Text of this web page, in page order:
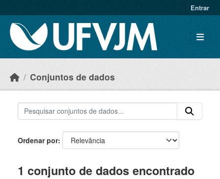
Entrar
Conjuntos de dados
Ordenar por
1 conjunto de dados encontrado